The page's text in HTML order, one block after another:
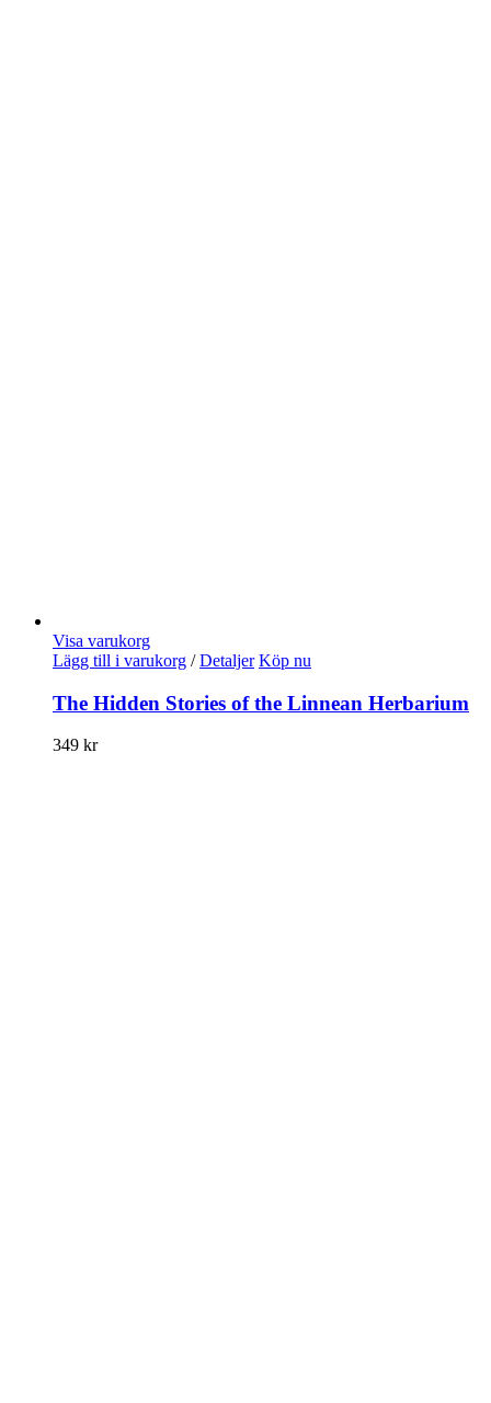
Visa varukorg
Lägg till i varukorg / Detaljer Köp nu
The Hidden Stories of the Linnean Herbarium
349 kr